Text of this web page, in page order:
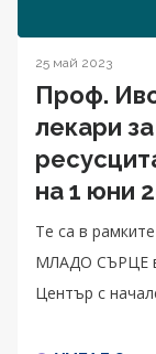
25 май 2023
Проф.
лекари
на 1 юни
Те са в
МЛАДО СЪРЦЕ в
Център с